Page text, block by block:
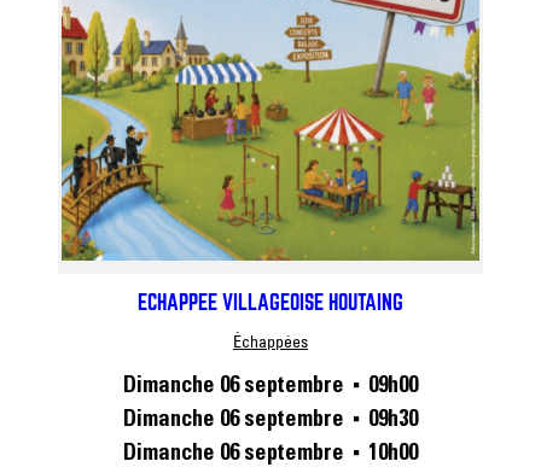
ÉCHAPPÉE VILLAGEOISE HOUTAING
Échappées
Dimanche 06 septembre ■
09h00
Dimanche 06 septembre
■
09h30
Dimanche 06 septembre
■ 10h00